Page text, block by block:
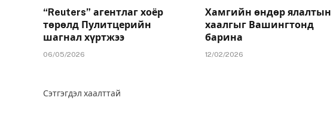
“Reuters” агентлаг хоёр
төрөлд Пулитцерийн
шагнал хүртжээ
06/05/2026
Хамгийн өндөр ялалтын
хаалгыг Вашингтонд
барина
12/02/2026
Сэтгэгдэл хаалттай